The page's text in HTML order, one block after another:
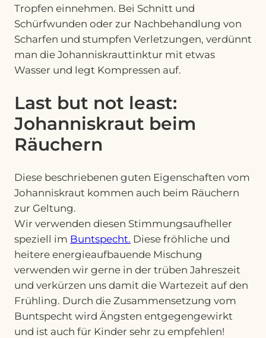
Tropfen einnehmen. Bei Schnitt und
Schürfwunden oder zur Nachbehandlung von
Scharfen und stumpfen Verletzungen, verdünnt
man die Johanniskrauttinktur mit etwas
Wasser und legt Kompressen auf.
Last but not least:
Johanniskraut beim
Räuchern
Diese beschriebenen guten Eigenschaften vom
Johanniskraut kommen auch beim Räuchern
zur Geltung.
Wir verwenden diesen Stimmungsaufheller
speziell im Buntspecht. Diese fröhliche und
heitere energieaufbauende Mischung
verwenden wir gerne in der trüben Jahreszeit
und verkürzen uns damit die Wartezeit auf den
Frühling. Durch die Zusammensetzung vom
Buntspecht wird Ängsten entgegengewirkt
und ist auch für Kinder sehr zu empfehlen!